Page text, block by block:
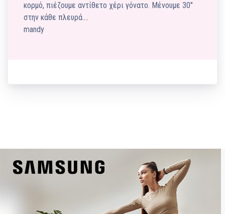
κορμό, πιέζουμε αντίθετο χέρι γόνατο. Μένουμε 30"
στην κάθε πλευρά.…
mandy